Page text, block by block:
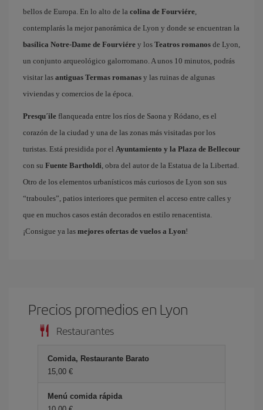
bellos de Europa. En lo alto de la colina de Fourviére,
contemplarás la mejor panorámica de Lyon y donde se encuentran la
basílica Notre-Dame de Fourviére y los Teatros romanos de Lyon,
un conjunto arqueológico galorromano. A unos 10 minutos, podrás
visitar las antiguas Termas romanas y las ruinas de algunas
viviendas y comercios de la época.
Presqu´ile flanqueada entre los ríos de Saona y Ródano, es el
corazón de la ciudad y una de las zonas más visitadas por los
turistas. Está presidida por el Ayuntamiento y la Plaza de Bellecour
con su Fuente Bartholdi, obra del autor de la Estatua de la Libertad.
Otro de los elementos urbanísticos más curiosos de Lyon son sus
“traboules”, patios interiores que permiten el acceso entre calles y
que en muchos casos están decorados en estilo renacentista.
¡Consigue ya las mejores ofertas de vuelos a Lyon!
Precios promedios en Lyon
Restaurantes
Comida, Restaurante Barato
15,00 €
Menú comida rápida